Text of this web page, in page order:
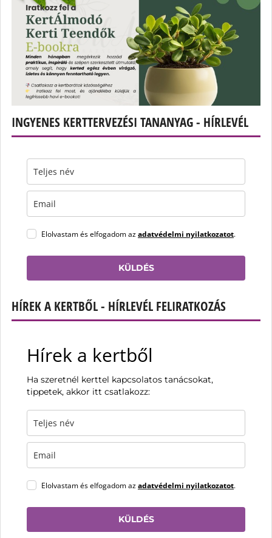
INGYENES KERTTERVEZÉSI TANANYAG - HÍRLEVÉL
Elolvastam és elfogadom azadatvédelmi nyilatkozatot.
KÜLDÉS
HÍREK A KERTBŐL - HÍRLEVÉL FELIRATKOZÁS
Hírek a kertből
Ha szeretnél kerttel kapcsolatos tanácsokat,
tippetek, akkor itt csatlakozz:
Elolvastam és elfogadom azadatvédelmi nyilatkozatot.
KÜLDÉS